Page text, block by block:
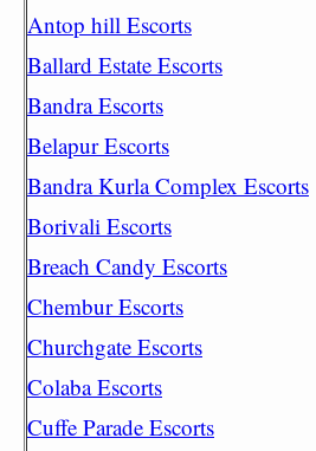
Antop hill Escorts
Ballard Estate Escorts
Bandra Escorts
Belapur Escorts
Bandra Kurla Complex Escorts
Borivali Escorts
Breach Candy Escorts
Chembur Escorts
Churchgate Escorts
Colaba Escorts
Cuffe Parade Escorts